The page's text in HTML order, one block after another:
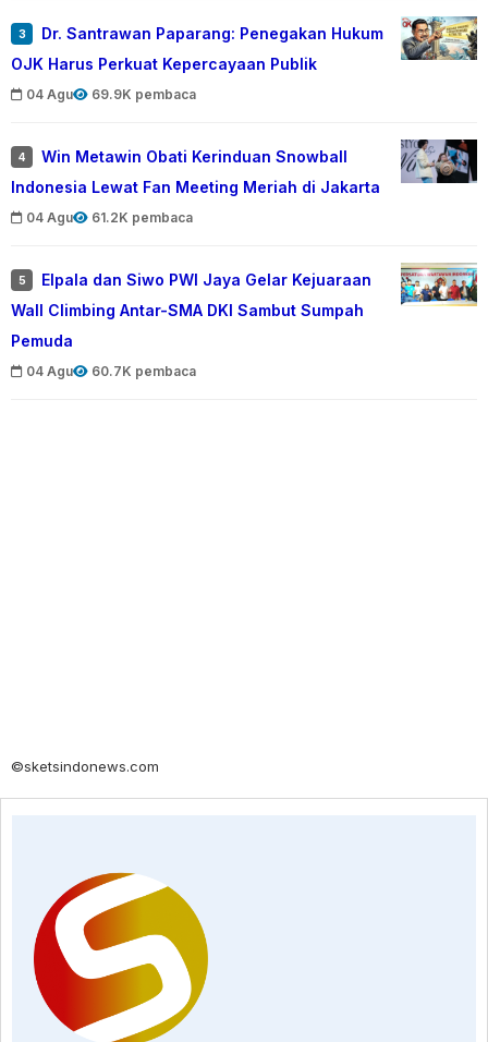
3
Dr. Santrawan Paparang: Penegakan Hukum
OJK Harus Perkuat Kepercayaan Publik
04 Agu 69.9K pembaca
4
Win Metawin Obati Kerinduan Snowball
Indonesia Lewat Fan Meeting Meriah di Jakarta
04 Agu 61.2K pembaca
5
Elpala dan Siwo PWI Jaya Gelar Kejuaraan
Wall Climbing Antar-SMA DKI Sambut Sumpah
Pemuda
04 Agu 60.7K pembaca
©sketsindonews.com